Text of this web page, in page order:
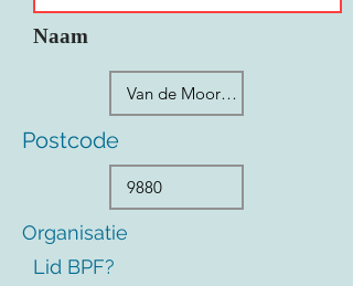
Naam
Postcode
Organisatie
Lid BPF?